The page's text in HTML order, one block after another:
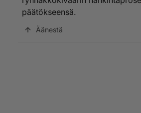
päätökseensä.
Äänestä